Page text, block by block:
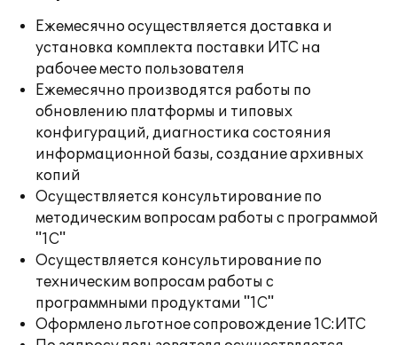
Ежемесячно осуществляется доставка и
установка комплекта поставки ИТС на
рабочее место пользователя
Ежемесячно производятся работы по
обновлению платформы и типовых
конфигураций, диагностика состояния
информационной базы, создание архивных
копий
Осуществляется консультирование по
методическим вопросам работы с программой
"1С"
Осуществляется консультирование по
техническим вопросам работы с
программными продуктами "1С"
Оформлено льготное сопровождение 1С:ИТС